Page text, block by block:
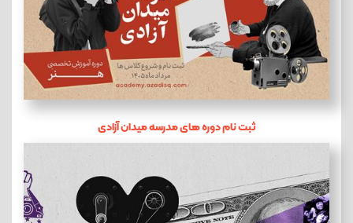
ثبت نام دوره های مدرسه میدان آزادی